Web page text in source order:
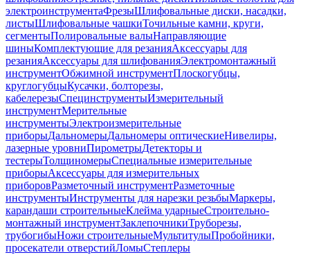
электроинструментаФрезыШлифовальные диски, насадки,
листыШлифовальные чашкиТочильные камни, круги,
сегментыПолировальные валыНаправляющие
шиныКомплектующие для резанияАксессуары для
резанияАксессуары для шлифованияЭлектромонтажный
инструментОбжимной инструментПлоскогубцы,
круглогубцыКусачки, болторезы,
кабелерезыСпецинструментыИзмерительный
инструментМерительные
инструментыЭлектроизмерительные
приборыДальномерыДальномеры оптическиеНивелиры,
лазерные уровниПирометрыДетекторы и
тестерыТолщиномерыСпециальные измерительные
приборыАксессуары для измерительных
приборовРазметочный инструментРазметочные
инструментыИнструменты для нарезки резьбыМаркеры,
карандаши строительныеКлейма ударныеСтроительно-
монтажный инструментЗаклепочникиТруборезы,
трубогибыНожи строительныеМультитулыПробойники,
просекатели отверстийЛомыСтеплеры